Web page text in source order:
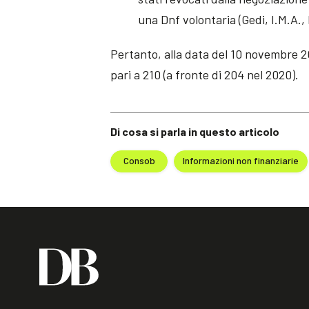
Di cosa si parla in questo articolo
Consob Informazioni non finanziarie
una Dnf volontaria (Gedi,
Pertanto, alla data del 10 novembre
pari a 210 (a fronte di 204 nel 2020).